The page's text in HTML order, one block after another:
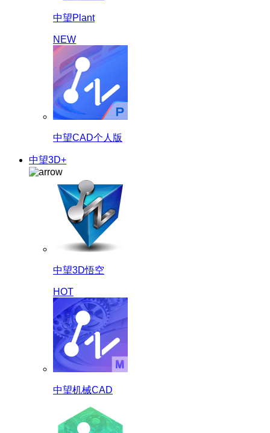
中望Plant
NEW
中望CAD个人版
中望3D+
中望3D悟空
HOT
中望机械CAD